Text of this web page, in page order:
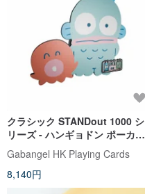
クラシック STANDout 1000 シ
リーズ - ハンギョドン ポーカー
カード
Gabangel HK Playing Cards
8,140円